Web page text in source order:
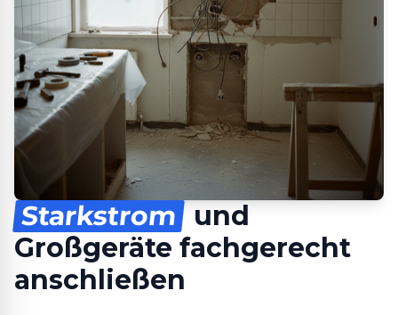
Starkstrom
und
Großgeräte fachgerecht
anschließen